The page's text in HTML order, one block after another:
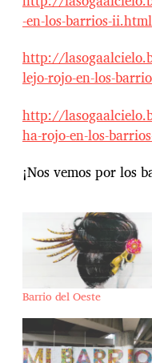
-en-los-barrios-ii.html
http://
lejo-rojo-en-los-
http://
ha-rojo-en-los-
¡Nos vemos por los
Barrio del Oeste